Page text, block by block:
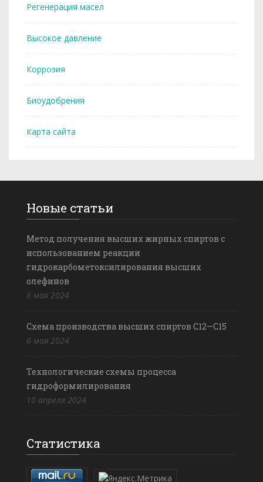
Регенерация масел
Высокое давление
Коррозия
Биоудобрения
Карта сайта
Новые статьи
Метод получения высших жирных спиртов с
использованием реакции
гидрокарбометоксилирования высших
олефинов
6 мая 2024
Схема производства высших спиртов С12—С15
6 мая 2024
Технологические схемы процесса
гидроформилирования
10 апреля 2024
Статистика